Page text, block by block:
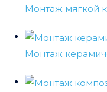
Монтаж мягкой
Монтаж